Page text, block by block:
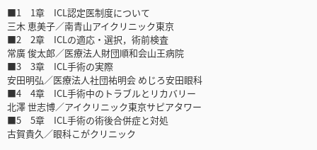
■1 1章 ICL認定医制度について
三木 恵美子／南青山アイクリニック東京
■2 2章 ICLの適応・選択，術前検査
常廣 俊太郎／医療法人財団順和会山王病院
■3 3章 ICL手術の実際
安田明弘／医療法人社団祐明会 めじろ安田眼科
■4 4章 ICL手術中のトラブルとリカバリー
北澤 世志博／アイクリニック東京サピアタワー
■5 5章 ICL手術の術後合併症と対処
古賀貴久／眼科こがクリニック